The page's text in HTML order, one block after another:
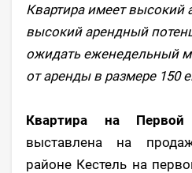
Квартира имеет высокий
высокий арендный
ожидать еженедельный
от аренды в размере 150
Квартира на Первой
выставлена на
районе Кестель на